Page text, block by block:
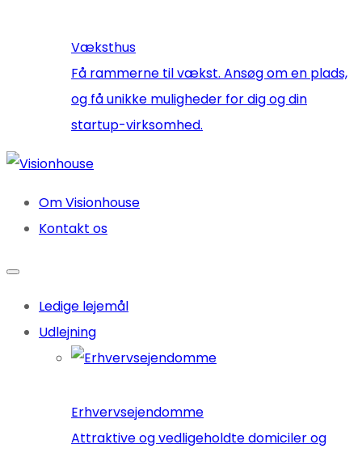
Væksthus
Få rammerne til vækst. Ansøg om en plads,
og få unikke muligheder for dig og din
startup-virksomhed.
Om Visionhouse
Kontakt os
Ledige lejemål
Udlejning
Erhvervsejendomme
Attraktive og vedligeholdte domiciler og